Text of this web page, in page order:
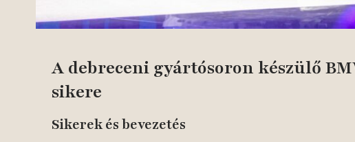
A debreceni gyártósoron készülő
sikere
Sikerek és bevezetés